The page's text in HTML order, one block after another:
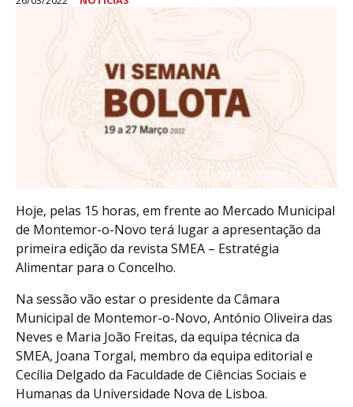
Hoje, pelas 15 horas, em frente ao Mercado Municipal
de Montemor-o-Novo terá lugar a apresentação da
primeira edição da revista SMEA – Estratégia
Alimentar para o Concelho.
Na sessão vão estar o presidente da Câmara
Municipal de Montemor-o-Novo, António Oliveira das
Neves e Maria João Freitas, da equipa técnica da
SMEA, Joana Torgal, membro da equipa editorial e
Cecília Delgado da Faculdade de Ciências Sociais e
Humanas da Universidade Nova de Lisboa.